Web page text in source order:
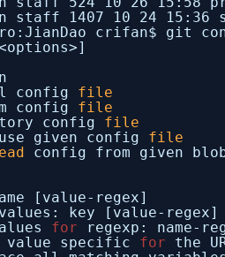
1407 10 24 15:36
crifan$ git
config file
config file
config file
given config file
config from given
[value-regex]
key [value-regex]
for
regexp: name-
value specific for
the